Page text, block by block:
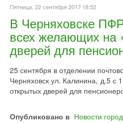
Пятница, 22 сентября 2017 18:52
В Черняховске
всех желающих на
дверей для
25 сентября в отделении
Черняховск ул. Калинина, д.5 с
открытых дверей для
Опубликовано в Новости